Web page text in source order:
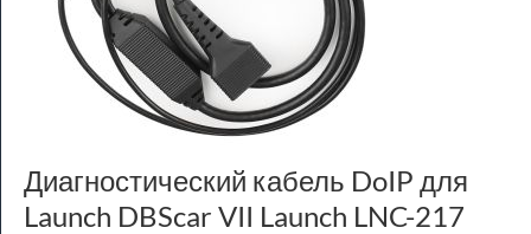
Диагностический кабель DoIP для
Launch DBScar VII Launch LNC-217